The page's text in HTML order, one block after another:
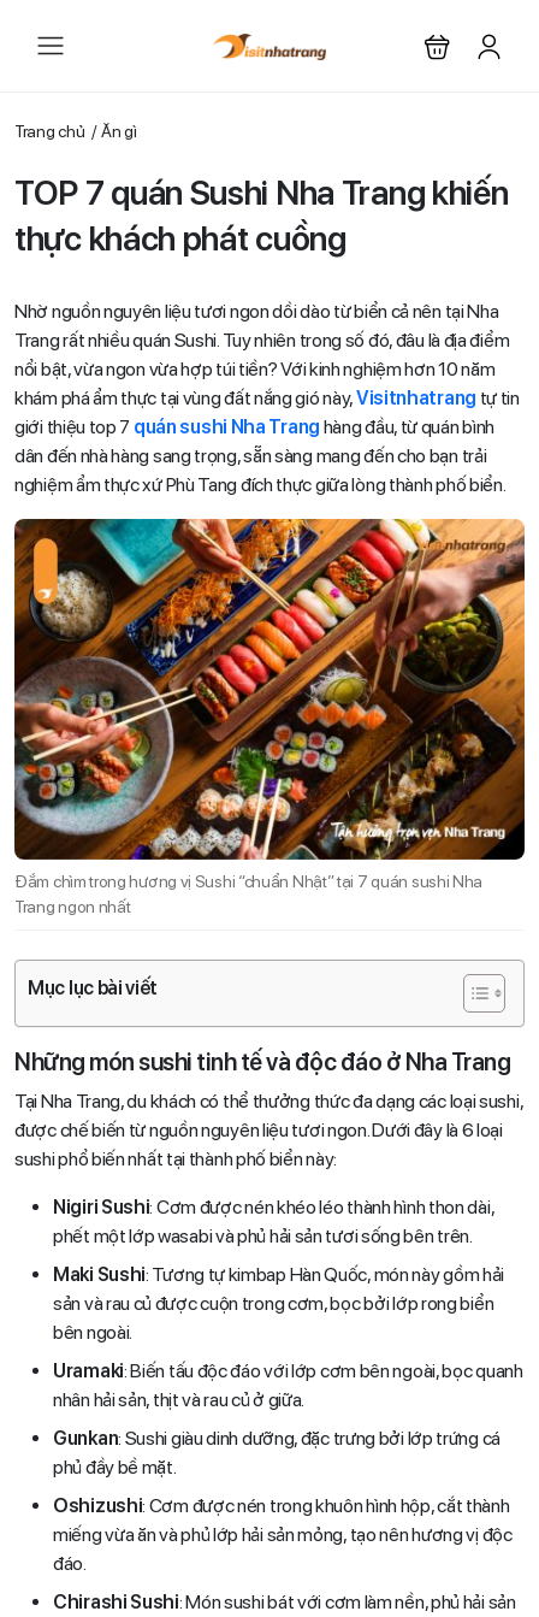
Trang chủ Ăn gì
TOP 7 quán Sushi Nha Trang khiến
thực khách phát cuồng
Nhờ nguồn nguyên liệu tươi ngon dồi dào từ biển cả nên tại Nha
Trang rất nhiều quán Sushi. Tuy nhiên trong số đó, đâu là địa điểm
nổi bật, vừa ngon vừa hợp túi tiền? Với kinh nghiệm hơn 10 năm
khám phá ẩm thực tại vùng đất nắng gió này,Visitnhatrang tự tin
giới thiệu top 7 quán sushi Nha Trang hàng đầu, từ quán bình
dân đến nhà hàng sang trọng, sẵn sàng mang đến cho bạn trải
nghiệm ẩm thực xứ Phù Tang đích thực giữa lòng thành phố biển.
Đắm chìm trong hương vị Sushi “chuẩn Nhật” tại 7 quán sushi Nha
Trang ngon nhất
Mục lục bài viết
Những món sushi tinh tế và độc đáo ở Nha Trang
Tại Nha Trang, du khách có thể thưởng thức đa dạng các loại sushi,
được chế biến từ nguồn nguyên liệu tươi ngon. Dưới đây là 6 loại
sushi phổ biến nhất tại thành phố biển này:
Nigiri Sushi: Cơm được nén khéo léo thành hình thon dài,
phết một lớp wasabi và phủ hải sản tươi sống bên trên.
Maki Sushi: Tương tự kimbap Hàn Quốc, món này gồm hải
sản và rau củ được cuộn trong cơm, bọc bởi lớp rong biển
bên ngoài.
Uramaki: Biến tấu độc đáo với lớp cơm bên ngoài, bọc quanh
nhân hải sản, thịt và rau củ ở giữa.
Gunkan: Sushi giàu dinh dưỡng, đặc trưng bởi lớp trứng cá
phủ đầy bề mặt.
Oshizushi: Cơm được nén trong khuôn hình hộp, cắt thành
miếng vừa ăn và phủ lớp hải sản mỏng, tạo nên hương vị độc
đáo.
Chirashi Sushi: Món sushi bát với cơm làm nền, phủ hải sản